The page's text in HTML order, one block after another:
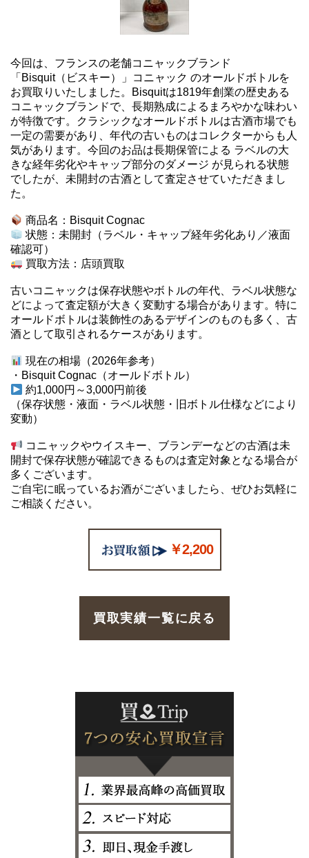
今回は、フランスの老舗コニャックブランド
「Bisquit（ビスキー）」コニャック のオールドボトルを
お買取りいたしました。Bisquitは1819年創業の歴史ある
コニャックブランドで、長期熟成によるまろやかな味わい
が特徴です。クラシックなオールドボトルは古酒市場でも
一定の需要があり、年代の古いものはコレクターからも人
気があります。今回のお品は長期保管による ラベルの大
きな経年劣化やキャップ部分のダメージ が見られる状態
でしたが、未開封の古酒として査定させていただきまし
た。
商品名：Bisquit Cognac
状態：未開封（ラベル・キャップ経年劣化あり／液面
確認可）
買取方法：店頭買取
古いコニャックは保存状態やボトルの年代、ラベル状態な
どによって査定額が大きく変動する場合があります。特に
オールドボトルは装飾性のあるデザインのものも多く、古
酒として取引されるケースがあります。
現在の相場（2026年参考）
・Bisquit Cognac（オールドボトル）
約1,000円～3,000円前後
（保存状態・液面・ラベル状態・旧ボトル仕様などにより
変動）
コニャックやウイスキー、ブランデーなどの古酒は未
開封で保存状態が確認できるものは査定対象となる場合が
多くございます。
ご自宅に眠っているお酒がございましたら、ぜひお気軽に
ご相談ください。
￥2,200
買取実績一覧に戻る